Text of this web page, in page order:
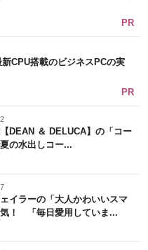
PR
CPU搭載のビジネスPCの実
PR
DEAN ＆ DELUCA】の「コー
の水出しコー...
ェイラーの「大人かわいいスマ
！ 「毎日愛用していま...